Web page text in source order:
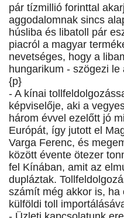
pár tízmillió forinttal
aggodalomnak sincs
húsliba és libatoll pár
piacról a magyar
nevetséges, hogy a
hungarikum - szögezi
{p}
- A kínai
képviselője, aki a
három évvel ezelőtt jó
Európát, így jutott el
Varga Ferenc, és
között évente ötezer
fel Kínában, amit az
dupláztak.
számít még akkor is,
külföldi toll